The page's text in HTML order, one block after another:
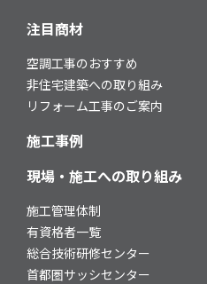
注目商材
空調工事のおすすめ
非住宅建築への取り組み
リフォーム工事のご案内
施工事例
現場・施工への取り組み
施工管理体制
有資格者一覧
総合技術研修センター
首都圏サッシセンター